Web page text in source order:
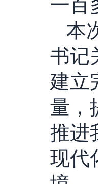
本
书记
建立
量，
推进
现代